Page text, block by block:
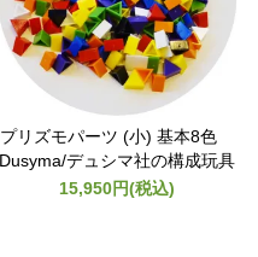
プリズモパーツ (小) 基本8色
Dusyma/デュシマ社の構成玩具
15,950円(税込)